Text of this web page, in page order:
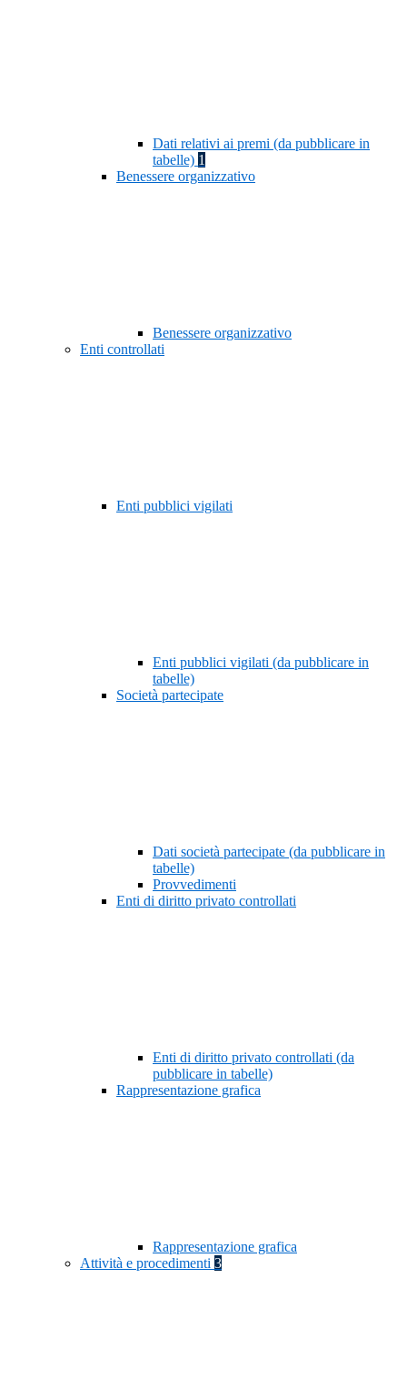
Dati relativi ai premi (da pubblicare in
tabelle) 1
Benessere organizzativo
Benessere organizzativo
Enti controllati
Enti pubblici vigilati
Enti pubblici vigilati (da pubblicare in
tabelle)
Società partecipate
Dati società partecipate (da pubblicare in
tabelle)
Provvedimenti
Enti di diritto privato controllati
Enti di diritto privato controllati (da
pubblicare in tabelle)
Rappresentazione grafica
Rappresentazione grafica
Attività e procedimenti 3